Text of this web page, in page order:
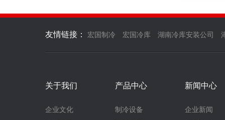
友情链接： 宏国制冷 宏国冷库 湖南冷库安装公司
关于我们
企业文化
产品中心
制冷设备
新闻中心
企业新闻